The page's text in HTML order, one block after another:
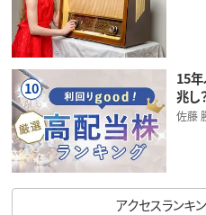
10
15年
兆し
佐藤
アクセスランキ